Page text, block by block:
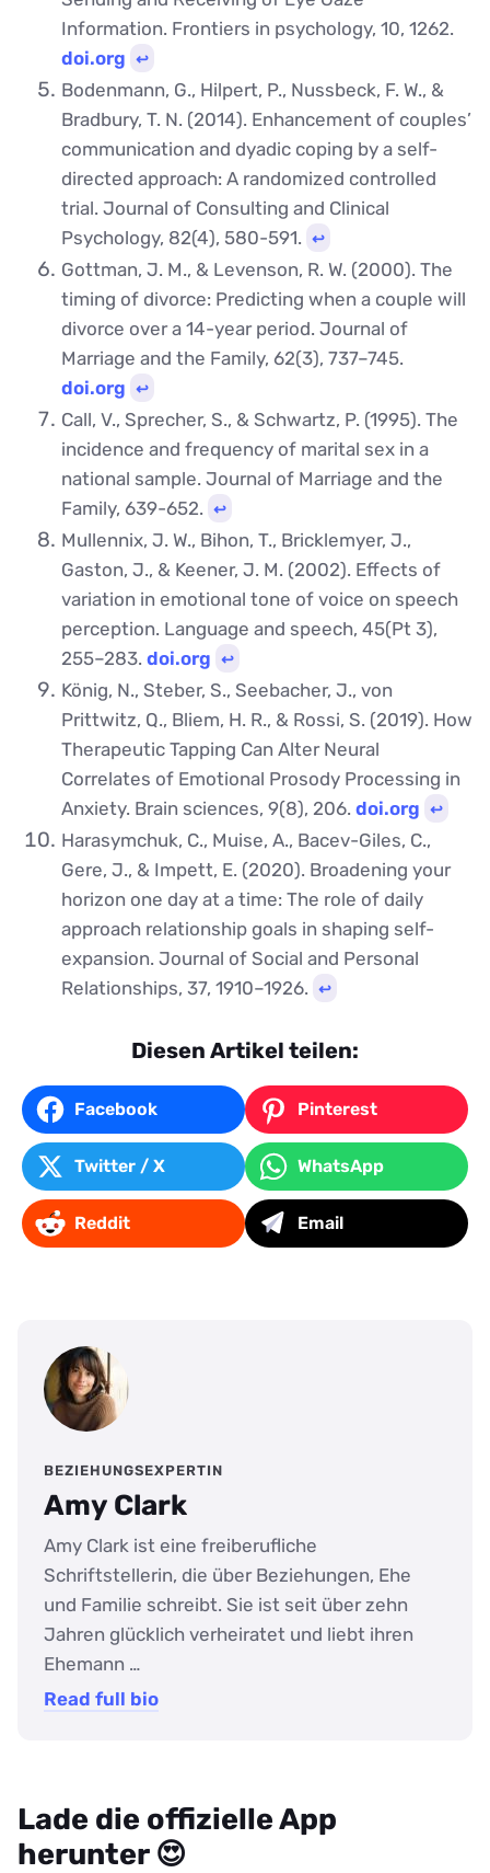
Information. Frontiers in psychology, 10, 1262.
doi.org ↩︎
Bodenmann, G., Hilpert, P., Nussbeck, F. W., &
Bradbury, T. N. (2014). Enhancement of couples’
communication and dyadic coping by a self-
directed approach: A randomized controlled
trial. Journal of Consulting and Clinical
Psychology, 82(4), 580-591. ↩︎
Gottman, J. M., & Levenson, R. W. (2000). The
timing of divorce: Predicting when a couple will
divorce over a 14-year period. Journal of
Marriage and the Family, 62(3), 737–745.
doi.org ↩︎
Call, V., Sprecher, S., & Schwartz, P. (1995). The
incidence and frequency of marital sex in a
national sample. Journal of Marriage and the
Family, 639-652. ↩︎
Mullennix, J. W., Bihon, T., Bricklemyer, J.,
Gaston, J., & Keener, J. M. (2002). Effects of
variation in emotional tone of voice on speech
perception. Language and speech, 45(Pt 3),
255–283. doi.org ↩︎
König, N., Steber, S., Seebacher, J., von
Prittwitz, Q., Bliem, H. R., & Rossi, S. (2019). How
Therapeutic Tapping Can Alter Neural
Correlates of Emotional Prosody Processing in
Anxiety. Brain sciences, 9(8), 206. doi.org ↩︎
Harasymchuk, C., Muise, A., Bacev-Giles, C.,
Gere, J., & Impett, E. (2020). Broadening your
horizon one day at a time: The role of daily
approach relationship goals in shaping self-
expansion. Journal of Social and Personal
Relationships, 37, 1910–1926. ↩︎
Diesen Artikel teilen:
Facebook Pinterest
Twitter / X WhatsApp
Reddit Email
BEZIEHUNGSEXPERTIN
Amy Clark
Amy Clark ist eine freiberufliche
Schriftstellerin, die über Beziehungen, Ehe
und Familie schreibt. Sie ist seit über zehn
Jahren glücklich verheiratet und liebt ihren
Ehemann …
Read full bio
Lade die offizielle App
herunter 😍